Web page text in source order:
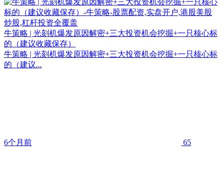
牛策略 | 光刻机爆发原因解密+三大投资机会挖掘+一只核心标
的（建议收藏保存）
牛策略 | 光刻机爆发原因解密+三大投资机会挖掘+一只核心标
的（建议...
6个月前 65